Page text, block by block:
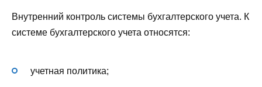
Внутренний контроль системы бухгалтерского учета. К
системе бухгалтерского учета относятся:
учетная политика;